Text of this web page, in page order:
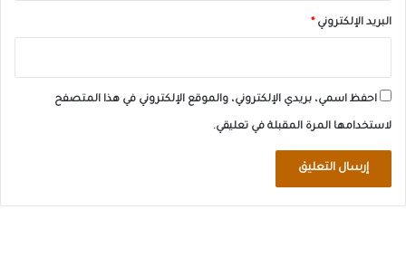
البريد الإلكتروني *
احفظ اسمي، بريدي الإلكتروني، والموقع الإلكتروني في هذا المتصفح
لاستخدامها المرة المقبلة في تعليقي.